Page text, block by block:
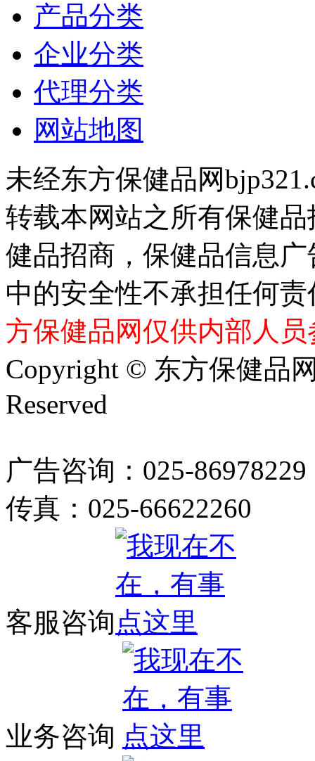
产品分类
企业分类
代理分类
网站地图
未经东方保健品网
转载本网站之所有保健
健品招商，保健品信息
中的安全性不承担任何
方保健品网仅供内部人
Copyright © 东方保健品
Reserved
广告咨询：025-86978229
传真：025-66622260
客服咨询
业务咨询